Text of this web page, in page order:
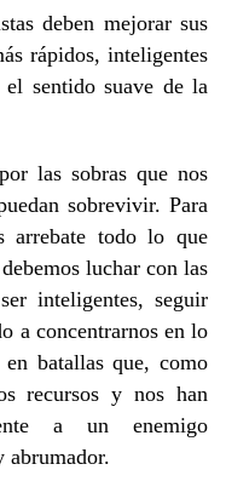
deben mejorar sus
rápidos, inteligentes
sentido suave de la
las sobras que nos
sobrevivir. Para
arrebate todo lo que
luchar con las
inteligentes, seguir
a concentrarnos en lo
batallas que, como
recursos y nos han
a un enemigo
abrumador.